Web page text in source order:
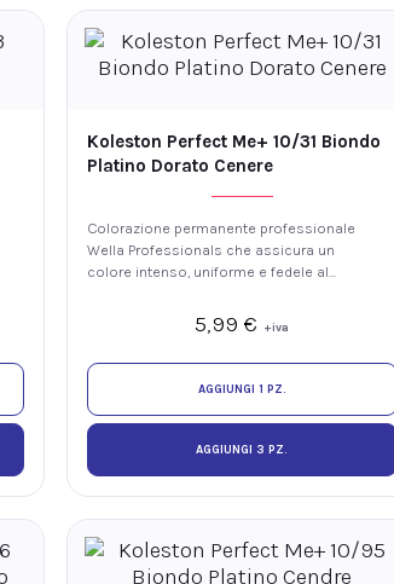
5,99 € +iva
Koleston Perfect Me+ 10/31 Biondo
Platino Dorato Cenere
Colorazione permanente professionale
Wella Professionals che assicura un
colore intenso, uniforme e fedele al
copertura dei capelli bianchi. La
tecnologia ME+ offre elevate
prestazioni colore riducendo il rischio
di sviluppare nuove allergie ai coloranti.
AGGIUNGI 1 PZ.
AGGIUNGI 3 PZ.